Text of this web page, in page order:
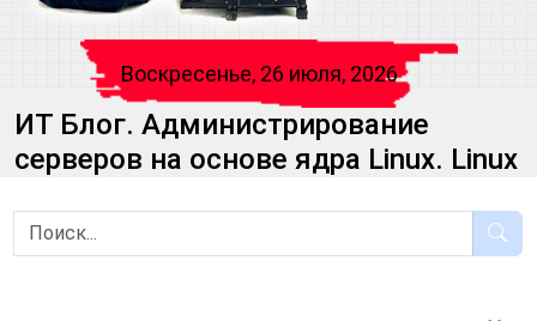
Воскресенье, 26 июля, 2026
ИТ Блог. Администрирование
серверов на основе ядра Linux. Linux